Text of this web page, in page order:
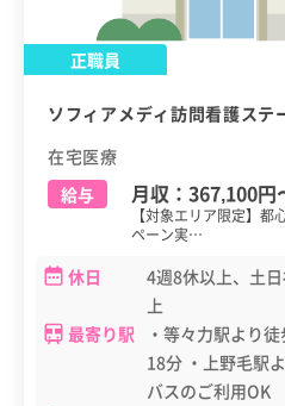
正職員
ソフィアメディ訪問看護ステ
在宅医療
給与
月収： 367,100円
【対象エリア限定】
ペーン実…
休日
4週8休以上、土
上
最寄り駅
・等々力駅より
18分 ・上野毛駅
バスのご利用OK